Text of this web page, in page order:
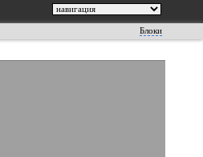
Блоки